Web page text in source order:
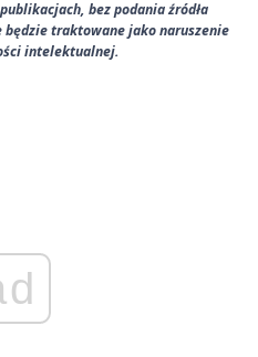
bez podania źródła
będzie traktowane jako naruszenie
intelektualnej.